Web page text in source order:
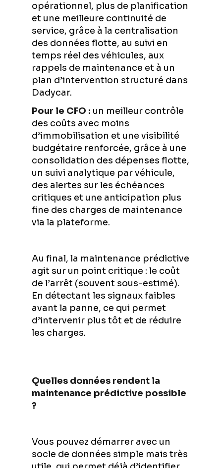
opérationnel, plus de planification
et une meilleure continuité de
service, grâce à la centralisation
des données flotte, au suivi en
temps réel des véhicules, aux
rappels de maintenance et à un
plan d’intervention structuré dans
Dadycar.
Pour le CFO : un meilleur contrôle
des coûts avec moins
d’immobilisation et une visibilité
budgétaire renforcée, grâce à une
consolidation des dépenses flotte,
un suivi analytique par véhicule,
des alertes sur les échéances
critiques et une anticipation plus
fine des charges de maintenance
via la plateforme.
Au final, la maintenance prédictive
agit sur un point critique : le coût
de l’arrêt (souvent sous-estimé).
En détectant les signaux faibles
avant la panne, ce qui permet
d’intervenir plus tôt et de réduire
les charges.
Quelles données rendent la
maintenance prédictive possible
?
Vous pouvez démarrer avec un
socle de données simple mais très